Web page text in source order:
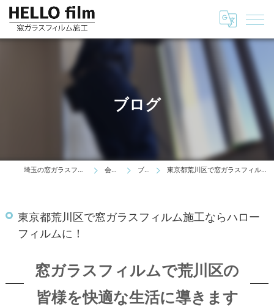
ブログ
埼玉の窓ガラスフィルムはHELLO film 会社情報 ブログ 東京都荒川区で窓ガラスフィルム施工ならハローフィルムに！
東京都荒川区で窓ガラスフィルム施工ならハロー
フィルムに！
窓ガラスフィルムで荒川区の
皆様を快適な生活に導きます